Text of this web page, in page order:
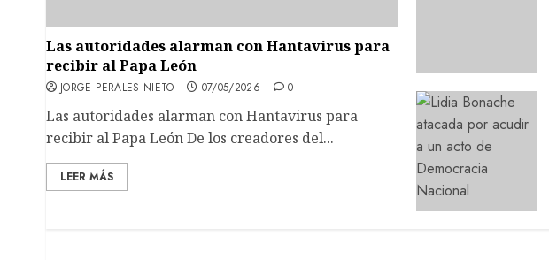
Las autoridades alarman con Hantavirus para
recibir al Papa León
JORGE PERALES NIETO 07/05/2026 0
Las autoridades alarman con Hantavirus para
recibir al Papa León De los creadores del...
LEER MÁS